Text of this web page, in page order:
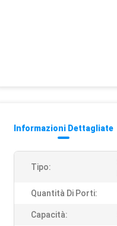
Informazioni Dettagliate
Tipo:
Quantità Di Porti:
Capacità: